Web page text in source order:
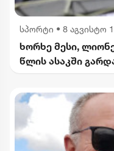
სპორტი • 8 აგვისტო
ხორხე მესი,
წლის ასაკში